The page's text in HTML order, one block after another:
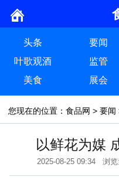
头条 要闻
叶歌观酒
监管
美食
展会
您现在的位置： 食品网 > 要闻
以鲜花为媒
2025-08-25 09:34 浏